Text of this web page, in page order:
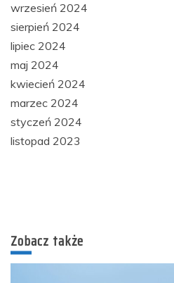
wrzesień 2024
sierpień 2024
lipiec 2024
maj 2024
kwiecień 2024
marzec 2024
styczeń 2024
listopad 2023
Zobacz także